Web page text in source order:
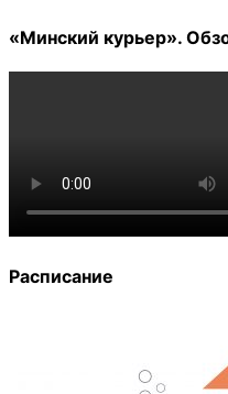
«Минский курьер».
Расписание